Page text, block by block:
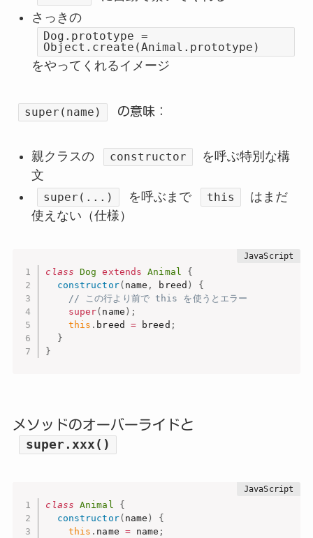
さっきの
Dog.prototype =
Object.create(Animal.prototype)
をやってくれるイメージ
super(name) の意味：
親クラスの constructor
を呼ぶ特別な構
文
super(...) を呼ぶまで this
はまだ
使えない（仕様）
class Dog extends Animal
{
constructor( name , breed )
{
// この行より前で this を使うとエラー
super( name ) ;
this . breed = breed ;
}
}
メソッドのオーバーライドと
super.xxx()
class Animal
{
constructor( name )
{
this . name = name ;